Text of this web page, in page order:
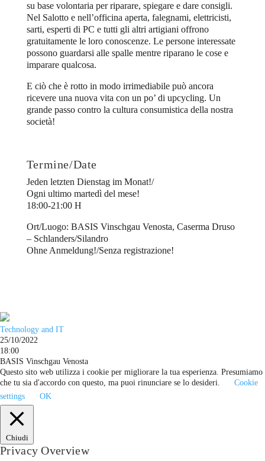
su base volontaria per riparare, spiegare e dare consigli.
Nel Salotto e nell’officina aperta, falegnami, elettricisti,
sarti, esperti di PC e tutti gli altri artigiani offrono
gratuitamente le loro conoscenze. Le persone interessate
possono guardarsi alle spalle mentre riparano le cose e
imparare qualcosa.
E ciò che è rotto in modo irrimediabile può ancora
ricevere una nuova vita con un po’ di upcycling. Un
grande passo contro la cultura consumistica della nostra
società!
Termine/Date
Jeden letzten Dienstag im Monat!/
Ogni ultimo martedì del mese!
18:00-21:00 H
Ort/Luogo: BASIS Vinschgau Venosta, Caserma Druso
– Schlanders/Silandro
Ohne Anmeldung!/Senza registrazione!
Technology and IT
25/10/2022
18:00
BASIS Vinschgau Venosta
Questo sito web utilizza i cookie per migliorare la tua esperienza. Presumiamo
che tu sia d'accordo con questo, ma puoi rinunciare se lo desideri.
Cookie
settings
OK
Chiudi
Privacy Overview